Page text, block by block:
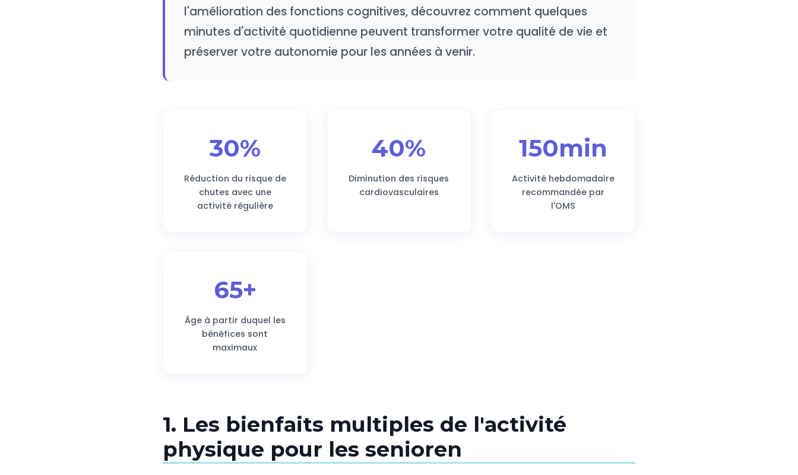
l'amélioration des fonctions cognitives, découvrez comment quelques
minutes d'activité quotidienne peuvent transformer votre qualité de vie et
préserver votre autonomie pour les années à venir.
30%
Réduction du risque de
chutes avec une
activité régulière
40%
Diminution des risques
cardiovasculaires
150min
Activité hebdomadaire
recommandée par
l'OMS
65+
Âge à partir duquel les
bénéfices sont
maximaux
1. Les bienfaits multiples de l'activité
physique pour les senioren